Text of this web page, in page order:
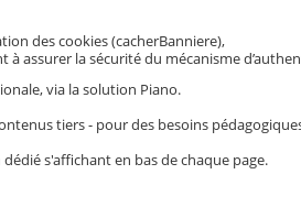
des cookies (cacherBanniere),
la sécurité du mécanisme
via la solution Piano.
tiers - pour des besoins
s'affichant en bas de chaque page.